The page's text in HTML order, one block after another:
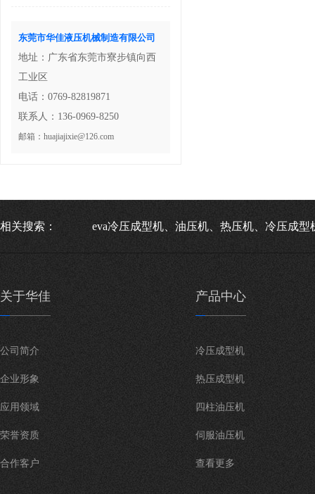
东莞市华佳液压机械制造有限公司
地址：广东省东莞市寮步镇向西
工业区
电话：0769-82819871
联系人：136-0969-8250
邮箱：huajiajixie@126.com
相关搜索： eva冷压成型机、油压机、热压机、冷压成
关于华佳
公司简介
企业形象
应用领域
荣誉资质
合作客户
产品中心
冷压成型机
热压成型机
四柱油压机
伺服油压机
查看更多